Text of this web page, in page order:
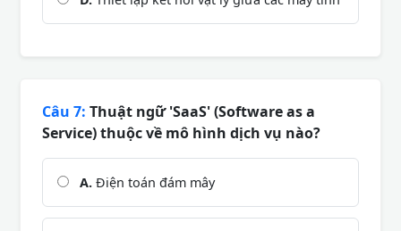
Câu 7: Thuật ngữ 'SaaS' (Software as a
Service) thuộc về mô hình dịch vụ nào?
A. Điện toán đám mây